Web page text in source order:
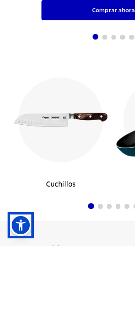
Comprar ahora
Cuchillos